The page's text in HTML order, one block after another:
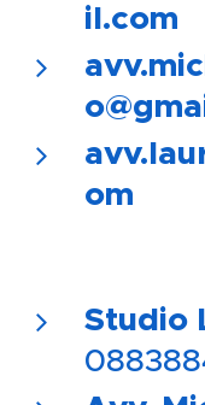
il.com
om
Studio